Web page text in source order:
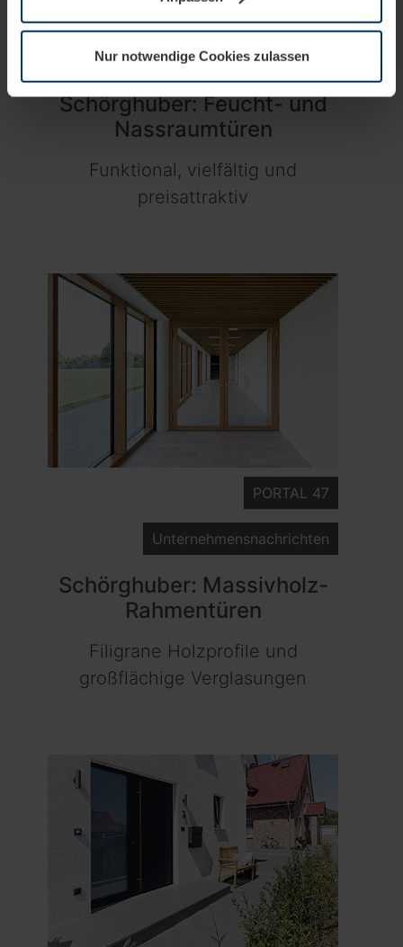
wir Ihre Erlaubnis. Ihre Einwilligung können Sie jederzeit
unserer Website ändern oder
Nur notwendige Cookies zulassen
Unternehmensnachrichten
Schörghuber: Feucht- und
Nassraumtüren
Funktional, vielfältig und
preisattraktiv
PORTAL 47
Unternehmensnachrichten
Schörghuber: Massivholz-
Rahmentüren
Filigrane Holzprofile und
großflächige Verglasungen